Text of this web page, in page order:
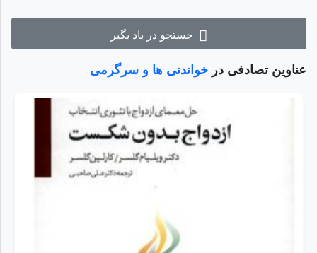
جستجو در یاد بگیر
عناوین تصادفی در خواندنی ها و سرگرمی